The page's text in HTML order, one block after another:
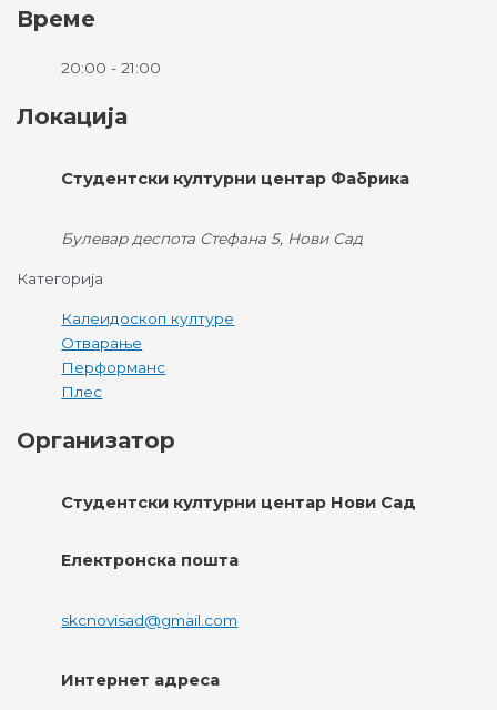
Време
20:00 - 21:00
Локација
Студентски културни центар Фабрика
Булевар деспота Стефана 5, Нови Сад
Категорија
Калеидоскоп културе
Отварање
Перформанс
Плес
Организатор
Студентски културни центар Нови Сад
Електронска пошта
skcnovisad@gmail.com
Интернет адреса